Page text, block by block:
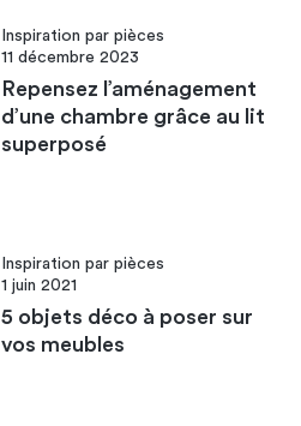
Inspiration par pièces
11 décembre 2023
Repensez l’aménagement
d’une chambre grâce au lit
superposé
Inspiration par pièces
1 juin 2021
5 objets déco à poser sur
vos meubles